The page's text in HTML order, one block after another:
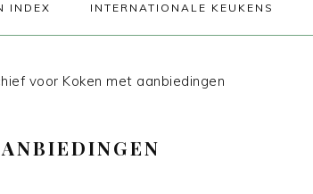
INDEX INTERNATIONALE KEUKENS
voor Koken met aanbiedingen